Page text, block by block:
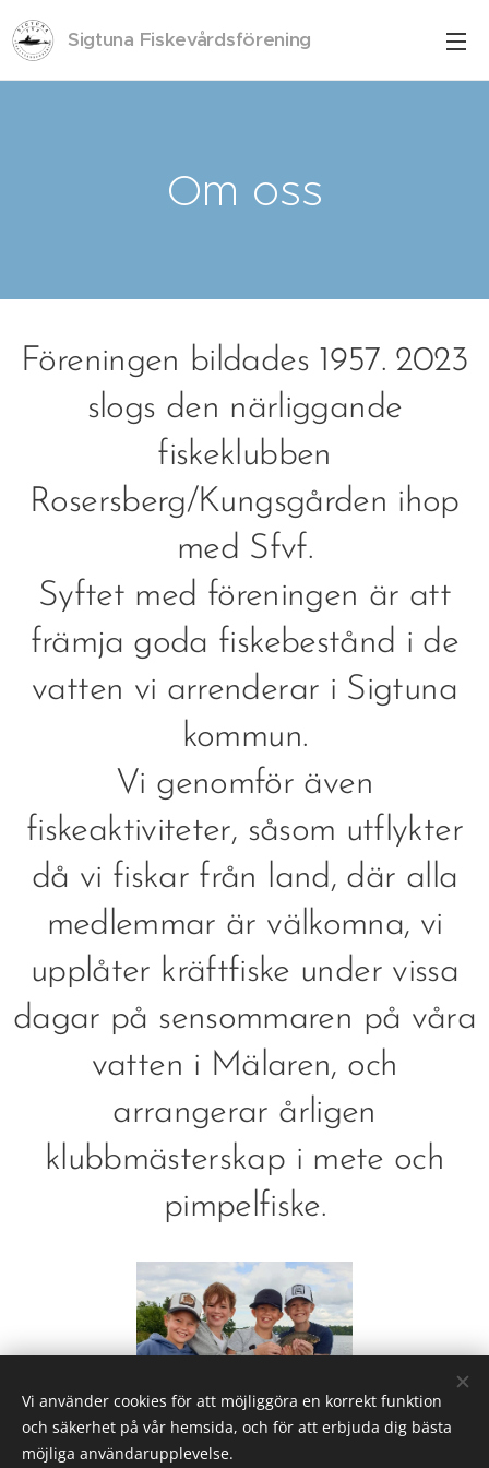
Sigtuna Fiskevårdsförening
Om oss
Föreningen bildades 1957. 2023
slogs den närliggande
fiskeklubben
Rosersberg/Kungsgården ihop
med Sfvf.
Syftet med föreningen är att
främja goda fiskebestånd i de
vatten vi arrenderar i Sigtuna
kommun.
Vi genomför även
fiskeaktiviteter, såsom utflykter
då vi fiskar från land, där alla
medlemmar är välkomna, vi
upplåter kräftfiske under vissa
dagar på sensommaren på våra
vatten i Mälaren, och
arrangerar årligen
klubbmästerskap i mete och
pimpelfiske.
Vi använder cookies för att möjliggöra en korrekt funktion
och säkerhet på vår hemsida, och för att erbjuda dig bästa
möjliga användarupplevelse.